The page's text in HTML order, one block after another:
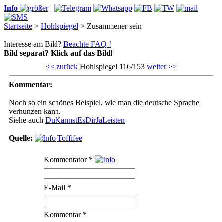
Info
Startseite > Hohlspiegel > Zusammener sein
Interesse am Bild? Beachte FAQ !
Bild separat? Klick auf das Bild!
<< zurückHohlspiegel 116/153 weiter >>
Kommentar:
Noch so ein schönes Beispiel, wie man die deutsche Sprache
verhunzen kann.
Siehe auch DuKannstEsDirJaLeisten
Quelle: Toffifee
Kommentator *
E-Mail *
Kommentar *